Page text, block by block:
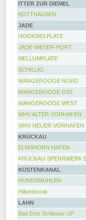
ITTER ZUR DIEMEL
KOTTHAUSEN
JADE
HOOKSIELPLATE
JADE-WESER-PORT
MELLUMPLATE
SCHILLIG
WANGEROOGE NORD
WANGEROOGE OST
WANGEROOGE WEST
WHV ALTER VORHAFEN
WHV NEUER VORHAFEN
KRÜCKAU
ELMSHORN HAFEN
KRÜCKAU-SPERRWERK
KÜSTENKANAL
HUNDSMÜHLEN
Hilkenbrook
LAHN
Bad Ems Schleuse UP